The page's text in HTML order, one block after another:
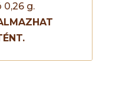
0,26 g.